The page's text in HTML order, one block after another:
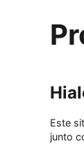
Este
junto